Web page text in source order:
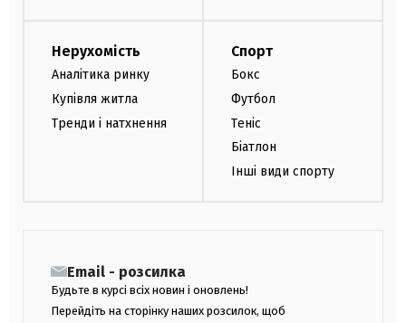
Нерухомість
Аналітика ринку
Купівля житла
Тренди і натхнення
Спорт
Бокс
Футбол
Теніс
Біатлон
Інші види спорту
Email - розсилка
Будьте в курсі всіх новин і оновлень!
Перейдіть на сторінку наших розсилок, щоб